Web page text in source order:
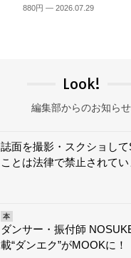
880円 — 2026.07.29
Look!
編集部からのお知らせ
誌面を撮影・スクショし
ことは法律で禁止されてい
本
ダンサー・振付師
載“ダンエク”がMOOKに！